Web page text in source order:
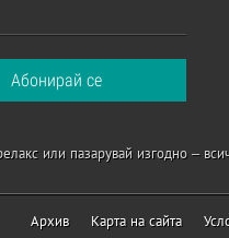
или пазарувай изгодно –
Архив Карта на сайта